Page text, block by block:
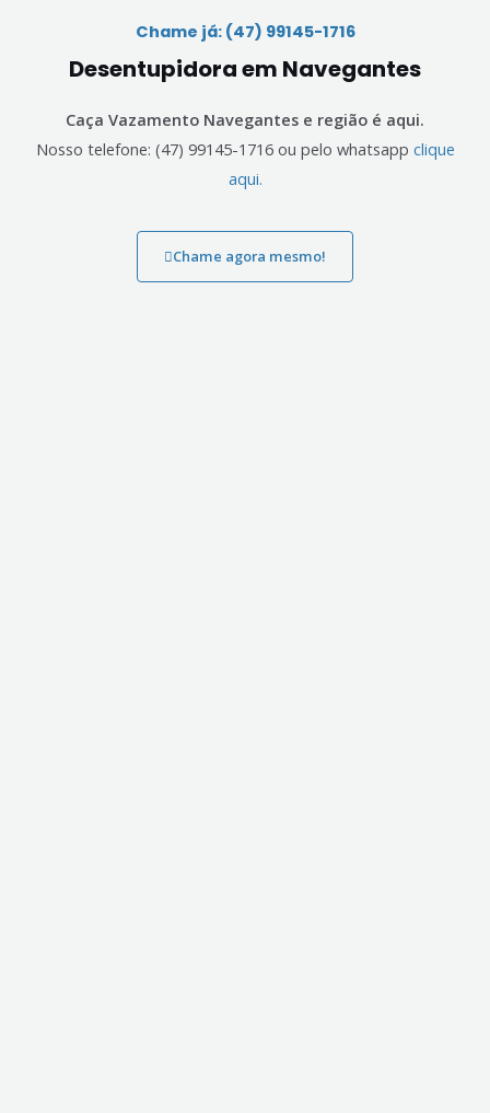
Chame já: (47) 99145-1716
Desentupidora em Navegantes
Caça Vazamento Navegantes e região é aqui.
Nosso telefone: (47) 99145-1716 ou pelo whatsapp clique
aqui.
Chame agora mesmo!